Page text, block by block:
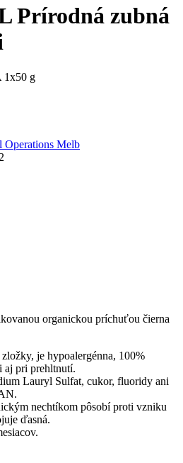
Prírodná zubná
g
Operations Melb
organickou príchuťou čierna
je hypoalergénna, 100%
aj pri prehltnutí.
Lauryl Sulfat, cukor, fluoridy ani
nechtíkom pôsobí proti vzniku
ďasná.